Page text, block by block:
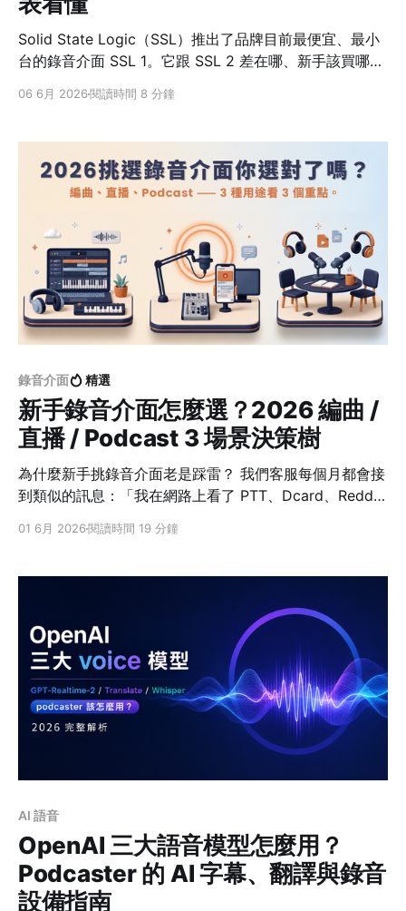
Solid State Logic（SSL）推出了品牌目前最便宜、最小
台的錄音介面 SSL 1。它跟 SSL 2 差在哪、新手該買哪
支麥上 SSL 2 一句話：一支麥 + 一把吉他 / 合成器、想
1（新）SSL 2 MkIISSL 2+ MkII 麥克風前級122 第二輸入
樂器 / Line麥 / 樂器 / Line麥
06 6月 2026閱讀時間 8 分鐘
錄音介面 精選
新手錄音介面怎麼選？2026 編曲 /
直播 / Podcast 3 場景決策樹
為什麼新手挑錄音介面老是踩雷？ 我們客服每個月都會接
到類似的訊息：「我在網路上看了 PTT、Dcard、Reddit
根據我們長期觀察：很多剛入門的用戶看完一輪推薦還是
來。同樣一台 Focusrite Scarlett，做編曲、做直播、做
多人 Podcast，看的可能根本不是同幾項規格。 實際上，
新手買錯介面的災情多半像下面這些： * 主要想做直播，
但錄音介面沒有 Loopback註1 — 觀眾聽不到你電腦的音
樂，也聽不到你來賓的聲音。發現問題後上網找一堆軟體
做 rerouting 串來串去，結果花了一整晚搞 routing 還是
回音不斷、電腦聲音莫名其妙跑掉、跟 Discord 訊號打
只有 1 個耳機孔 — 最後多半就是主持人戴，其他來賓沒
01 6月 2026閱讀時間 19 分鐘
AI 語音
OpenAI 三大語音模型怎麼用？
Podcaster 的 AI 字幕、翻譯與錄音
設備指南